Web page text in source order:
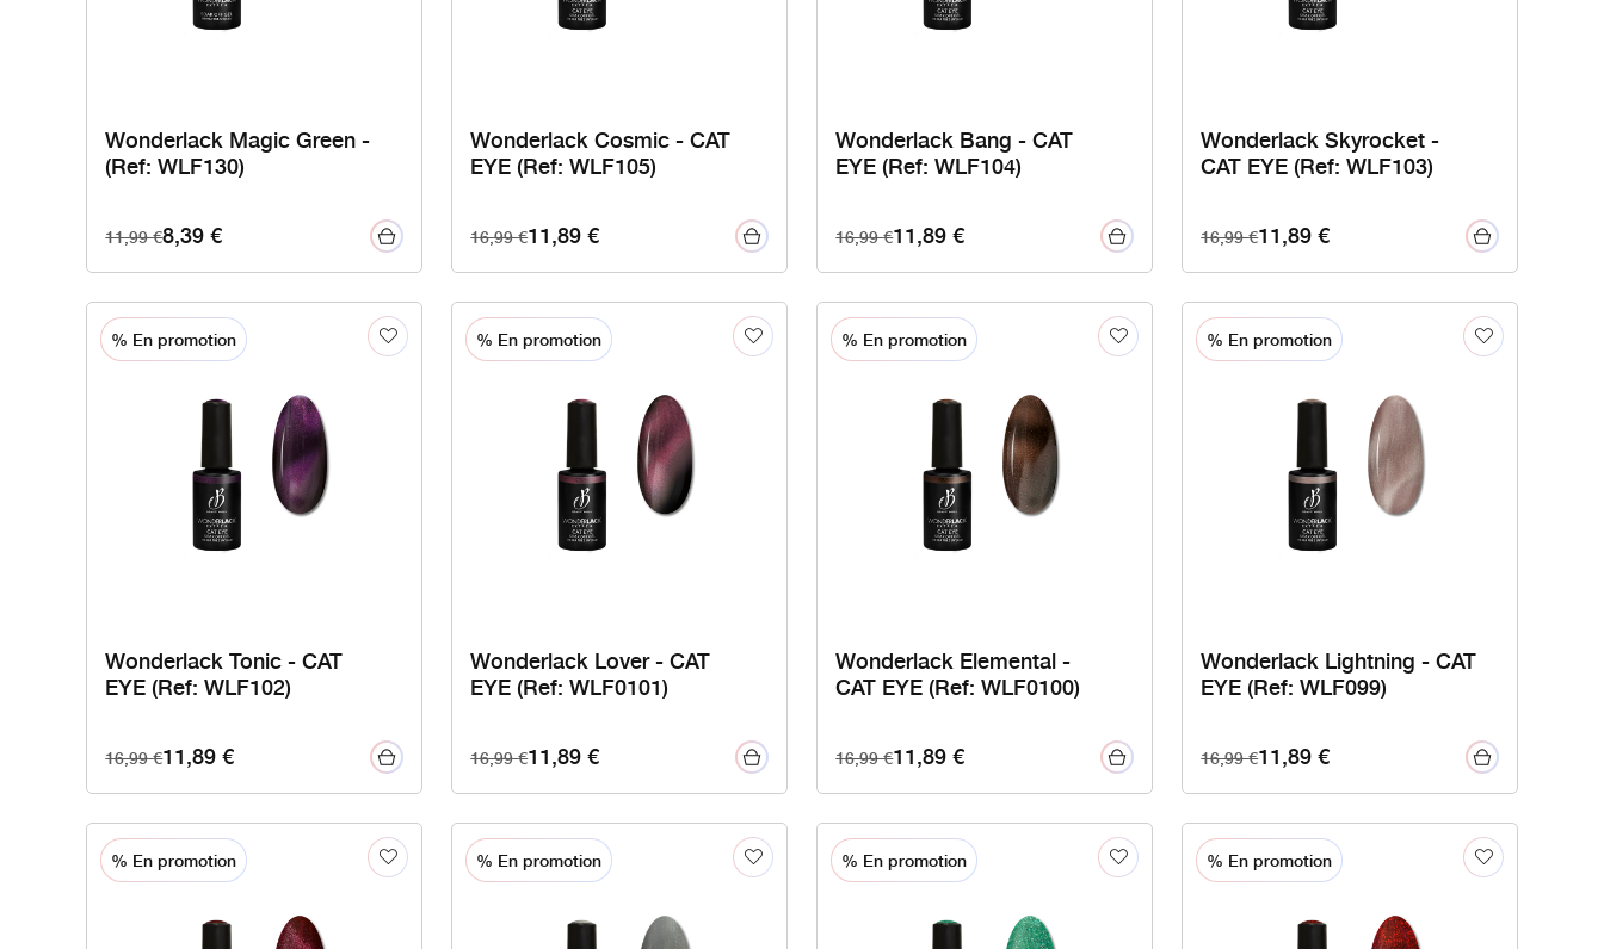
Wonderlack Magic Green -
(Ref: WLF130)
11,99€8,39€
Wonderlack Cosmic - CAT
EYE (Ref: WLF105)
16,99€11,89€
Wonderlack Bang - CAT
EYE (Ref: WLF104)
16,99€11,89€
Wonderlack Skyrocket -
CAT EYE (Ref: WLF103)
16,99€11,89€
% En promotion
Wonderlack Tonic - CAT
EYE (Ref: WLF102)
16,99€11,89€
% En promotion
Wonderlack Lover - CAT
EYE (Ref: WLF0101)
16,99€11,89€
% En promotion
Wonderlack Elemental -
CAT EYE (Ref: WLF0100)
16,99€11,89€
% En promotion
Wonderlack Lightning - CAT
EYE (Ref: WLF099)
16,99€11,89€
% En promotion % En promotion % En promotion % En promotion